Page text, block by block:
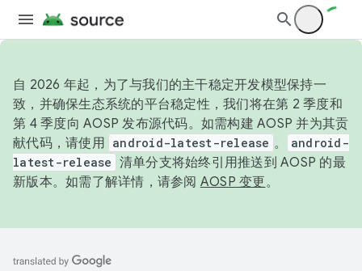
自 2026 年起，为了与我们的主干稳定开发模型保持一
致，并确保生态系统的平台稳定性，我们将在第 2 季度和
第 4 季度向 AOSP 发布源代码。如需构建 AOSP 并为其贡
献代码，请使用 android-latest-release 。
android-
latest-release 清单分支将始终引用推送到 AOSP 的最
新版本。如需了解详情，请参阅 AOSP 变更。